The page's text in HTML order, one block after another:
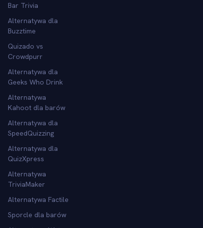
Bar Trivia
Alternatywa dla
Buzztime
Quizado vs
Crowdpurr
Alternatywa dla
Geeks Who Drink
Alternatywa
Kahoot dla barów
Alternatywa dla
SpeedQuizzing
Alternatywa dla
QuizXpress
Alternatywa
TriviaMaker
Alternatywa Factile
Sporcle dla barów